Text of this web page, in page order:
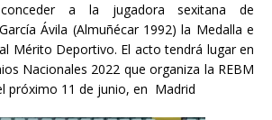
a la jugadora sexitana de
Ávila (Almuñécar 1992) la Medalla e
Mérito Deportivo. El acto tendrá lugar en
Nacionales 2022 que organiza la REBM
próximo 11 de junio, en Madrid